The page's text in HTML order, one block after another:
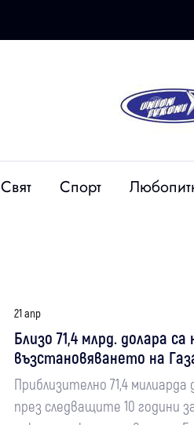
Свят Спорт
21 апр
Близо 71,4 млрд. долара са
възстановяването на
Приблизително 71,4 милиарда
през следващите 10 години